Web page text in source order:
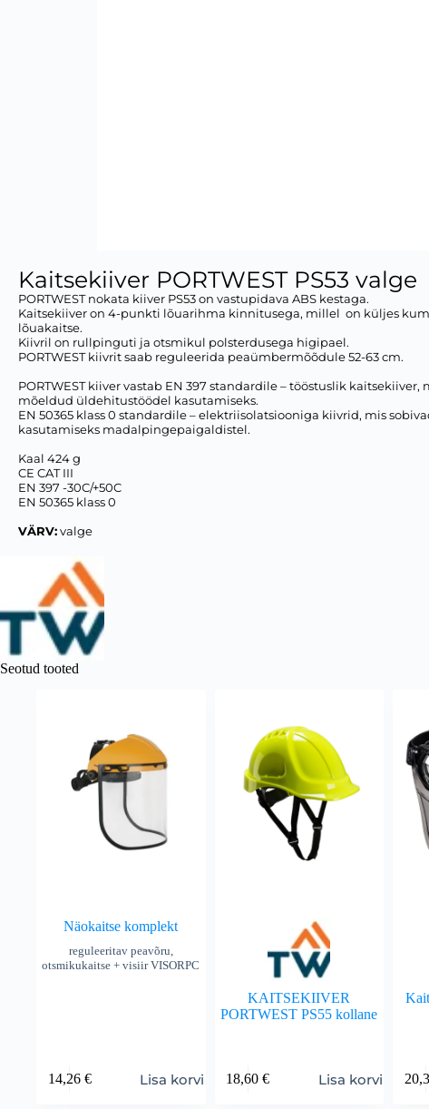
Kaitsekiiver PORTWEST PS53 valge
PORTWEST nokata kiiver PS53 on vastupidava ABS kestaga.
Kaitsekiiver on 4-punkti lõuarihma kinnitusega, millel on küljes
lõuakaitse.
Kiivril on rullpinguti ja otsmikul polsterdusega higipael.
PORTWEST kiivrit saab reguleerida peaümbermõõdule 52-63 cm.
PORTWEST kiiver vastab EN 397 standardile – tööstuslik kaitsekiiver,
mõeldud üldehitustöödel kasutamiseks.
EN 50365 klass 0 standardile – elektriisolatsiooniga kiivrid, mis
kasutamiseks madalpingepaigaldistel.
Kaal 424 g
CE CAT III
EN 397 -30C/+50C
EN 50365 klass 0
VÄRV:valge
Seotud tooted
Näokaitse komplekt
reguleeritav peavõru,
otsmikukaitse + visiir VISORPC
14,26 € Lisa korvi
KAITSEKIIVER
PORTWEST PS55 kollane
18,60€ Lisa korvi